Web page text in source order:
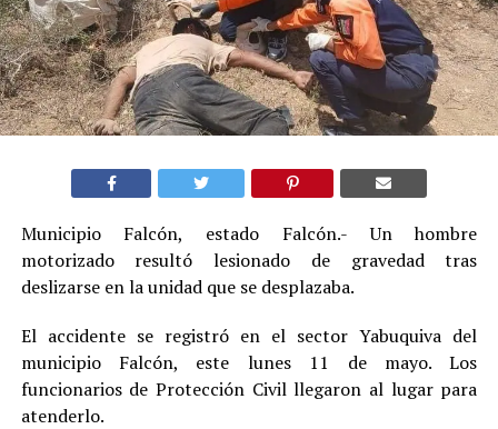
Municipio Falcón, estado Falcón.- Un hombre
motorizado resultó lesionado de gravedad tras
deslizarse en la unidad que se desplazaba.
El accidente se registró en el sector Yabuquiva del
municipio Falcón, este lunes 11 de mayo. Los
funcionarios de Protección Civil llegaron al lugar para
atenderlo.